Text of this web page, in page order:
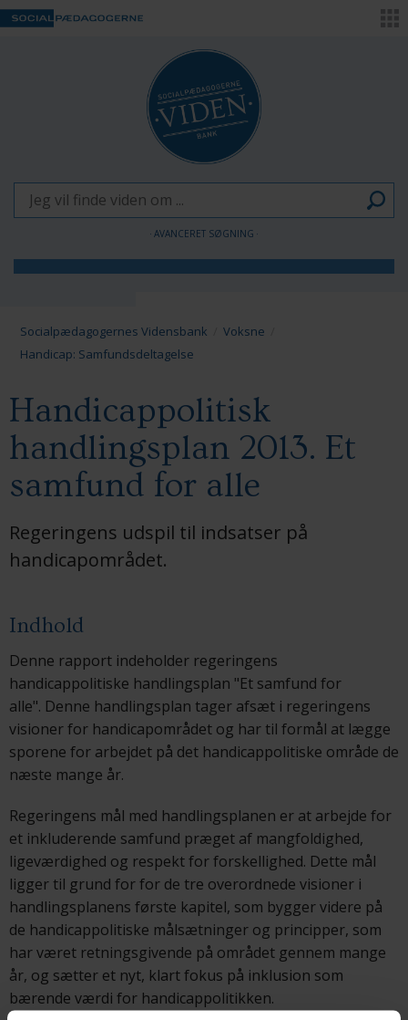
AVANCERET SØGNING
Voksne
Socialpædagogernes Vidensbank
Voksne
Handicap: Samfundsdeltagelse
Handicappolitisk
handlingsplan 2013. Et
samfund for alle
Regeringens udspil til indsatser på
handicapområdet.
Indhold
Denne rapport indeholder regeringens
handicappolitiske handlingsplan "Et samfund for
alle". Denne handlingsplan tager afsæt i regeringens
visioner for handicapområdet og har til formål at lægge
sporene for arbejdet på det handicappolitiske område de
næste mange år.
Regeringens mål med handlingsplanen er at arbejde for
et inkluderende samfund præget af mangfoldighed,
ligeværdighed og respekt for forskellighed. Dette mål
ligger til grund for for de tre overordnede visioner i
handlingsplanens første kapitel, som bygger videre på
de handicappolitiske målsætninger og principper, som
har været retningsgivende på området gennem mange
år, og sætter et nyt, klart fokus på inklusion som
bærende værdi for handicappolitikken.